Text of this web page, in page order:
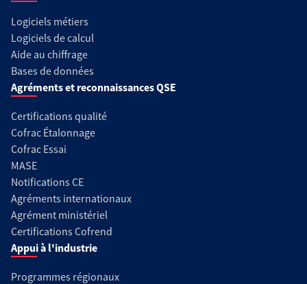
Logiciels métiers
Logiciels de calcul
Aide au chiffrage
Bases de données
Agréments et reconnaissances QSE
Certifications qualité
Cofrac Étalonnage
Cofrac Essai
MASE
Notifications CE
Agréments internationaux
Agrément ministériel
Certifications Cofrend
Appui à l'industrie
Programmes régionaux